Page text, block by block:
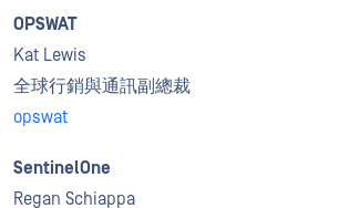
OPSWAT
Kat Lewis
全球行銷與通訊副總裁
opswat
SentinelOne
Regan Schiappa